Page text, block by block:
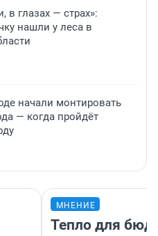
в глазах — страх»:
нашли у леса в
начали монтировать
— когда пройдёт
МНЕНИЕ
Тепло для